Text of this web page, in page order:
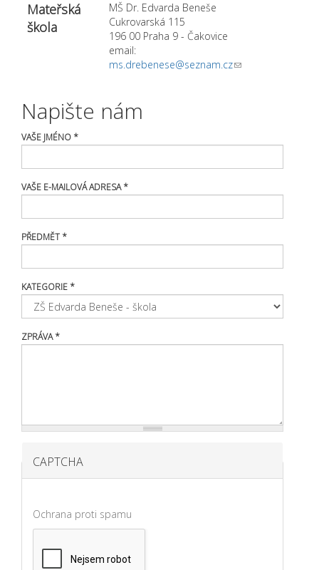
Mateřská
škola
MŠ Dr. Edvarda Beneše
Cukrovarská 115
196 00 Praha 9 - Čakovice
email:
ms.drebenese@seznam.cz(link sends e-
Napište nám
VAŠE JMÉNO *
VAŠE E-MAILOVÁ ADRESA*
PŘEDMĚT *
KATEGORIE *
ZPRÁVA*
CAPTCHA
Ochrana proti spamu